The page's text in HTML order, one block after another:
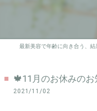
🍁11月のお休みのお
2021/11/02